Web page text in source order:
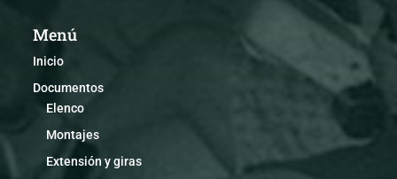
Menú
Inicio
Documentos
Elenco
Montajes
Extensión y giras